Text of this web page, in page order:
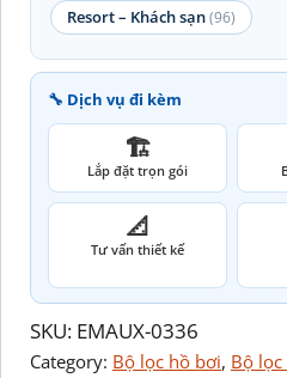
Resort – Khách sạn(96)
🔧 Dịch vụ đi kèm
🏗️
Lắp đặt trọn gói
📐
Tư vấn thiết kế
SKU: EMAUX-0336
Category: Bộ lọc hồ bơi, Bộ